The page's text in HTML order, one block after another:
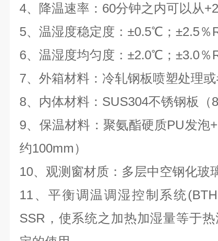
4、降温速率：60分钟之内可以从
5、温湿度稳定度：±0.5℃；±2.5％
6、温湿度均匀度：±2.0℃；±3.0％
7、外箱材料：冷轧钢板喷塑处理
8、内体材料：SUS304不锈钢板（
9、保温材料：聚氨酯硬质PU发泡
约100mm）
10、观测窗材质：多层中空钢化玻
11、平衡调温调湿控制系统
SSR，使系统之加热加湿量等于